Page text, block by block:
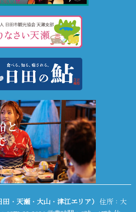
・天瀬・大山・津江エリア） 住所：大